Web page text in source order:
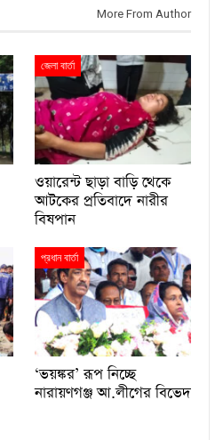
More From Author
জেলা বার্তা
ওয়ারেন্ট ছাড়া বাড়ি থেকে
আটকের প্রতিবাদে নারীর
বিষপান
প্রধান বার্তা
‘ভয়ঙ্কর’ রূপ নিচ্ছে
নারায়ণগঞ্জ আ.লীগের বিভেদ